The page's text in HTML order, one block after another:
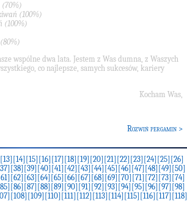
(70%)
(100%)
(100%)
wspólne dwa lata. Jestem z Was dumna, z Waszych
co najlepsze, samych sukcesów, kariery
Kocham Was,
Rozwiń pergamin >
[13] [14] [15] [16] [17] [18] [19] [20] [21] [22] [23] [24] [25] [26]
[38] [39] [40] [41] [42] [43] [44] [45] [46] [47] [48] [49] [50]
[62] [63] [64] [65] [66] [67] [68] [69] [70] [71] [72] [73] [74]
[86] [87] [88] [89] [90] [91] [92] [93] [94] [95] [96] [97] [98]
[108] [109] [110] [111] [112] [113] [114] [115] [116] [117] [118]